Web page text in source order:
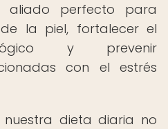
aliado perfecto para
la piel, fortalecer el
y prevenir
con el estrés
dieta diaria no